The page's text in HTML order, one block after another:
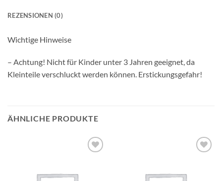
REZENSIONEN (0)
Wichtige Hinweise
– Achtung! Nicht für Kinder unter 3 Jahren geeignet, da
Kleinteile verschluckt werden können. Erstickungsgefahr!
ÄHNLICHE PRODUKTE